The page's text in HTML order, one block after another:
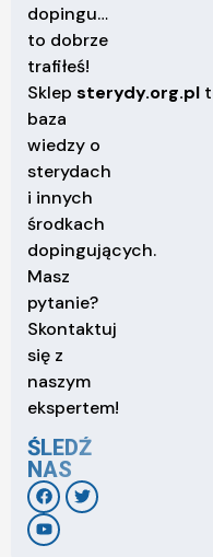
dopingu…
to dobrze
trafiłeś!
Sklep sterydy.org.pl
baza
wiedzy o
sterydach
i innych
środkach
dopingujących.
Masz
pytanie?
Skontaktuj
się z
naszym
ekspertem!
ŚLEDŹ
NAS